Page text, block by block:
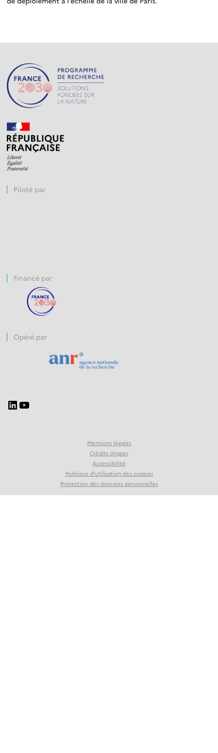
Piloté par
Financé par
Opéré par
Mentions légales
Crédits images
Accessibilité
Politique d’utilisation des cookies
Protection des données personnelles